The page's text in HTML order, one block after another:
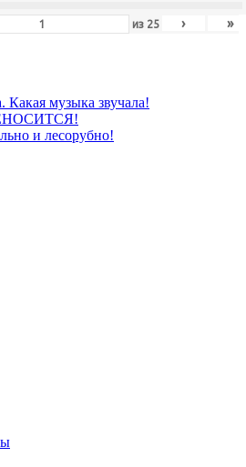
из 25 › »
Какая музыка звучала!
и лесорубно!